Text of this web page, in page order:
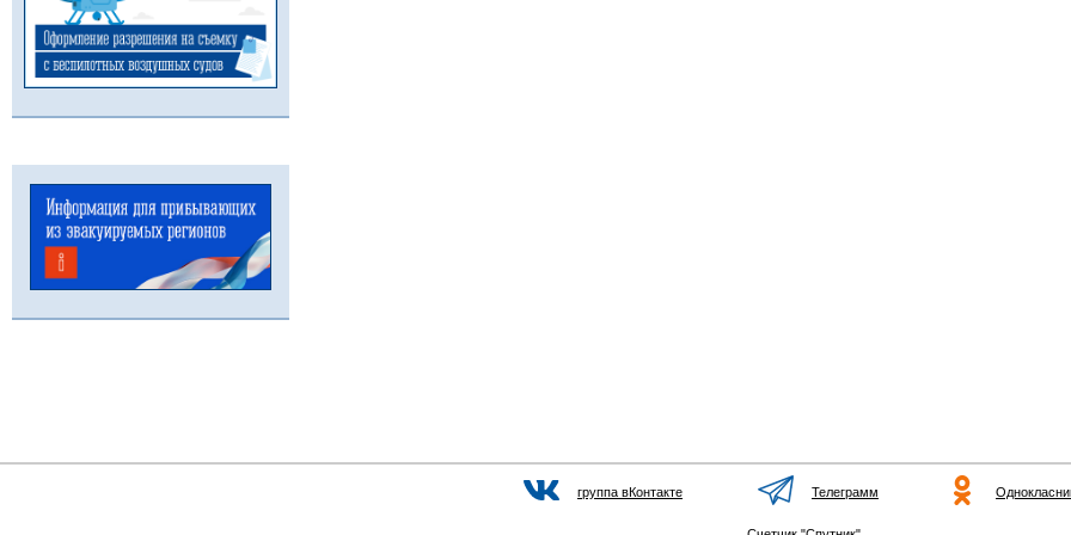
группа вКонтакте Телеграмм